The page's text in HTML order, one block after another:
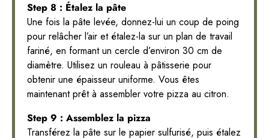
Step 8 : Étalez la pâte
Une fois la pâte levée, donnez-lui un coup de poing
pour relâcher l’air et étalez-la sur un plan de travail
fariné, en formant un cercle d’environ 30 cm de
diamètre. Utilisez un rouleau à pâtisserie pour
obtenir une épaisseur uniforme. Vous êtes
maintenant prêt à assembler votre pizza au citron.
Step 9 : Assemblez la pizza
Transférez la pâte sur le papier sulfurisé, puis étalez